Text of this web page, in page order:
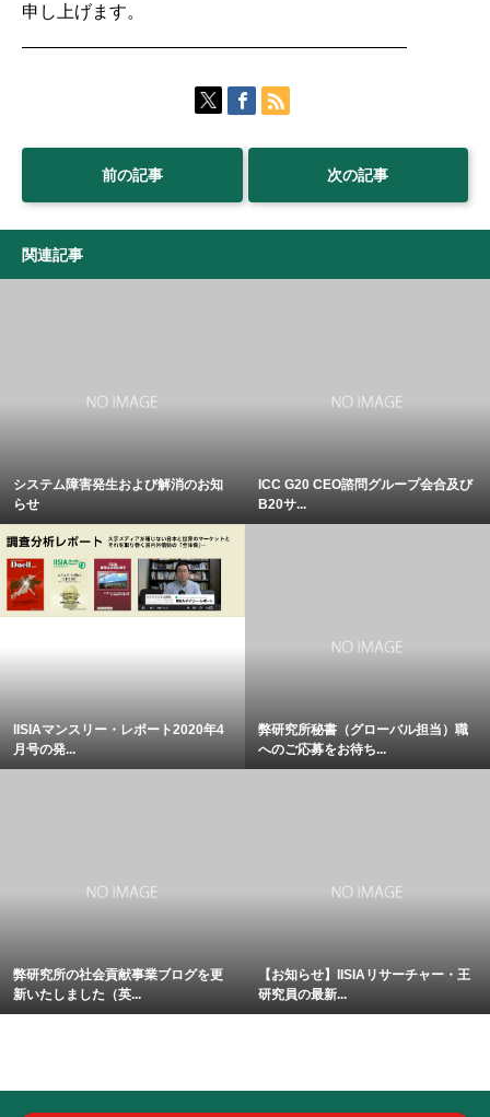
申し上げます。
——————————————————————
前の記事 次の記事
関連記事
システム障害発生および解消のお知
らせ
ICC G20 CEO諮問グループ会合及び
B20サ...
IISIAマンスリー・レポート2020年4
月号の発...
弊研究所秘書（グローバル担当）職
へのご応募をお待ち...
弊研究所の社会貢献事業ブログを更
新いたしました（英...
【お知らせ】IISIAリサーチャー・王
研究員の最新...